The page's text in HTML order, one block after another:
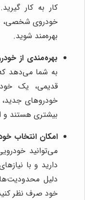
کار به کار
خودروی شخصی،
بهره‌مند شوید.
بهره‌مندی از
به شما می‌دهد
قدیمی، یک
خودروهای جدید،
بیشتری هستند و
امکان انتخاب
می‌توانید
دارید و با
دلیل
خود صرف نظر